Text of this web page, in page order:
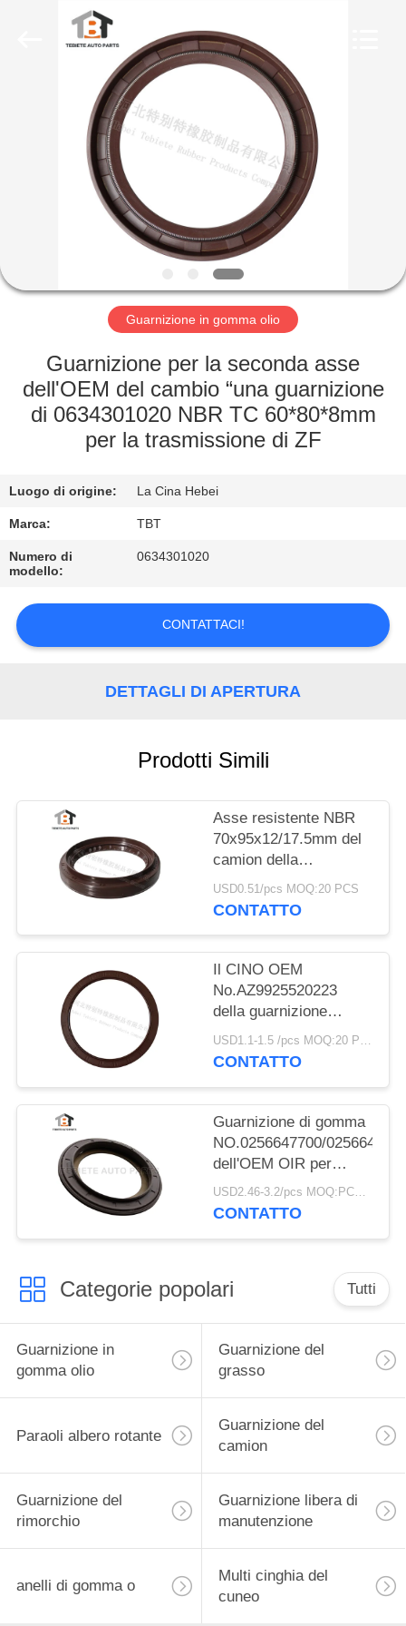
PRODOTTI
GIRO
FABBRICA
CONTROLLO
CONTATTICI
CASI
Guarnizione in gomma olio
Guarnizione per la seconda asse
dell'OEM del cambio “una guarnizione
di 0634301020 NBR TC 60*80*8mm
per la trasmissione di ZF
Luogo di origine: La Cina Hebei
Marca: TBT
Numero di
modello:
0634301020
CONTATTACI!
DETTAGLI DI APERTURA
Prodotti Simili
Asse resistente NBR
70x95x12/17.5mm del
camion della
guarnizione del camion
di Dongfeng
USD0.51/pcs MOQ:20 PCS
CONTATTO
Il CINO OEM
No.AZ9925520223
della guarnizione
dell'asse dell'equilibrio
di HOWO gradua
gomma
USD1.1-1.5 /pcs MOQ:20 PCS
CONTATTO
Guarnizione di gomma
NO.0256647700/
dell'OEM OIR per
l'asse 117.5*158*17.8
millimetro di BPW per il
USD2.46-3.2/pcs MOQ:PCS 1000
CONTATTO
Categorie popolari Tutti
Guarnizione in
gomma olio
Guarnizione del
grasso
Paraoli albero rotante
Guarnizione del
camion
Guarnizione del
rimorchio
Guarnizione libera di
manutenzione
anelli di gomma o
Multi cinghia del
cuneo